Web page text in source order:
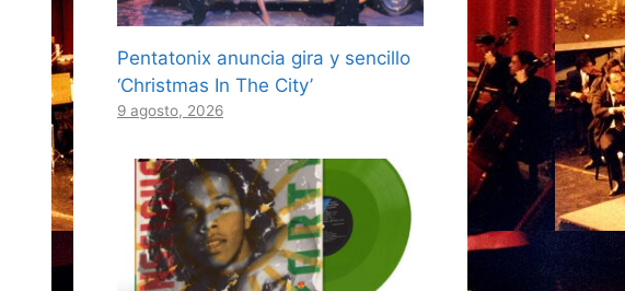
Pentatonix anuncia gira y sencillo
‘Christmas In The City’
9 agosto, 2026